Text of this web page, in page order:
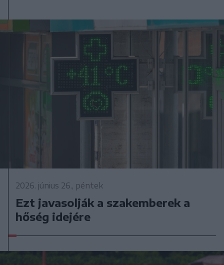
2026. június 26., péntek
Ezt javasolják a szakemberek a
hőség idejére